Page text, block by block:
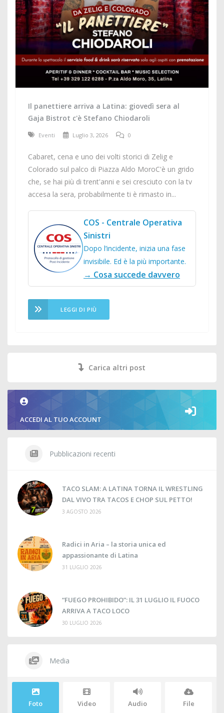
Il panettiere arriva a Latina: giovedì sera al
Gaja Bistrot c'è Stefano Chiodaroli
Eventi Luglio 3, 2026 0
Cabaret, cena e uno dei volti storici di Zelig e
Colorado sul palco di Piazza Aldo MoroC'è un grido
che, se hai più di trent'anni e sei cresciuto con la tv
accesa la sera, probabilmente ti è rimasto in...
COS - Centrale Operativa
Sinistri
Dopo l’incidente, inizia una fase
invisibile. Ed è la più importante.
→ Cosa succede davvero
LEGGI DI PIÙ
Carica altri post
ACCEDI AL TUO ACCOUNT
Pubblicazioni recenti
TACO SLAM: A LATINA TORNA IL WRESTLING
DAL VIVO TRA TACOS E CHOP SUL PETTO!
3 AGOSTO 2026
Radici in Aria – la storia unica ed
appassionante di Latina
31 LUGLIO 2026
“FUEGO PROHIBIDO”: IL 31 LUGLIO IL FUOCO
ARRIVA A TACO LOCO
30 LUGLIO 2026
Media
Foto Video Audio File